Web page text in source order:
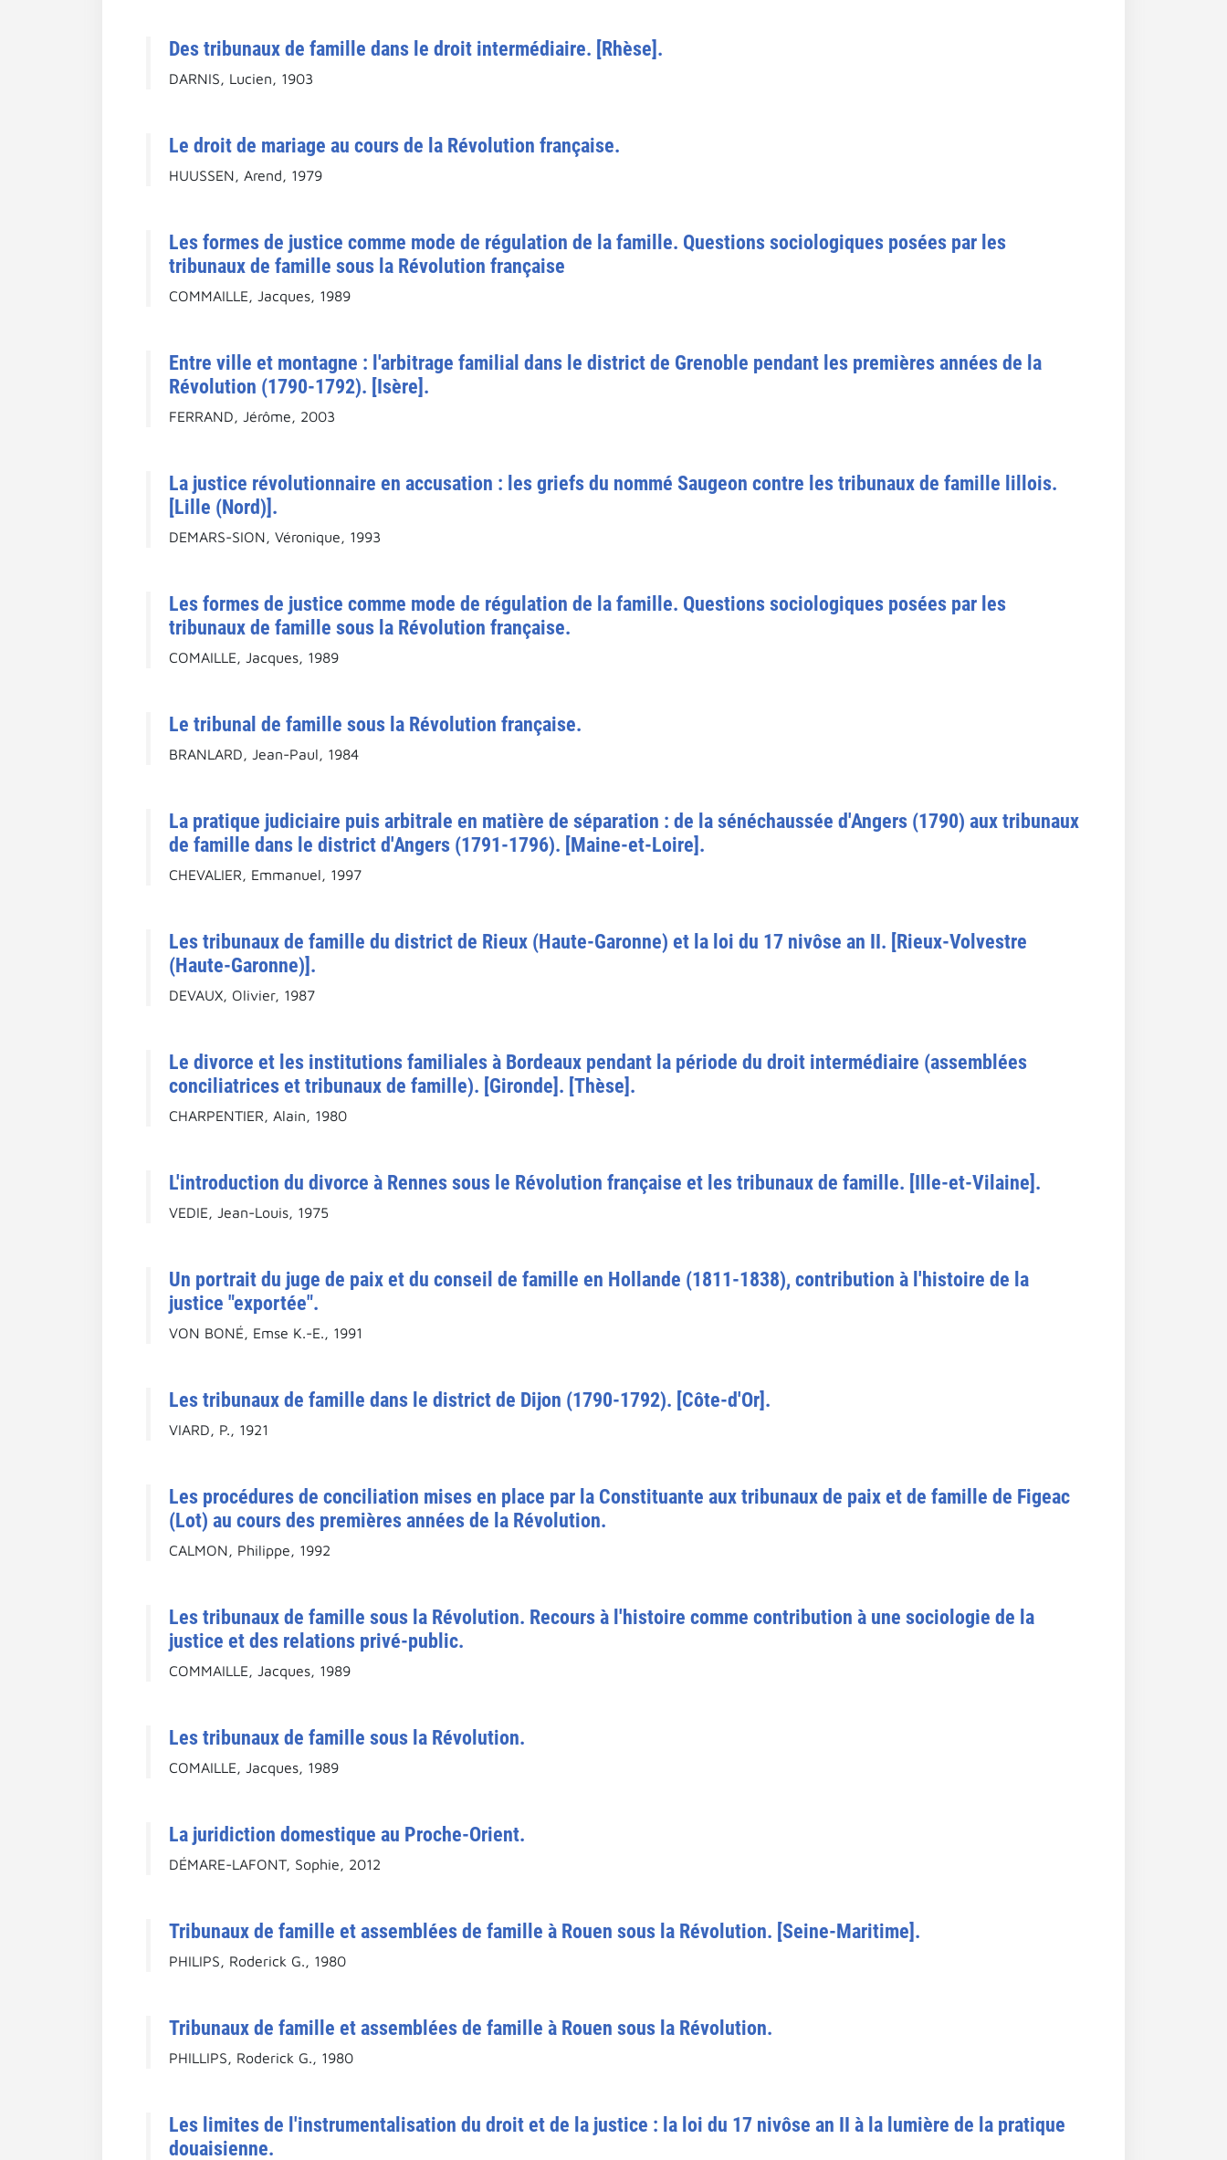
Des tribunaux de famille dans le droit intermédiaire. [Rhèse].
DARNIS, Lucien, 1903
Le droit de mariage au cours de la Révolution française.
HUUSSEN, Arend, 1979
Les formes de justice comme mode de régulation de la famille. Questions sociologiques posées par les
tribunaux de famille sous la Révolution française
COMMAILLE, Jacques, 1989
Entre ville et montagne : l'arbitrage familial dans le district de Grenoble pendant les premières années de la
Révolution (1790-1792). [Isère].
FERRAND, Jérôme, 2003
La justice révolutionnaire en accusation : les griefs du nommé Saugeon contre les tribunaux de famille lillois.
[Lille (Nord)].
DEMARS-SION, Véronique, 1993
Les formes de justice comme mode de régulation de la famille. Questions sociologiques posées par les
tribunaux de famille sous la Révolution française.
COMAILLE, Jacques, 1989
Le tribunal de famille sous la Révolution française.
BRANLARD, Jean-Paul, 1984
La pratique judiciaire puis arbitrale en matière de séparation : de la sénéchaussée d'Angers (1790) aux tribunaux
de famille dans le district d'Angers (1791-1796). [Maine-et-Loire].
CHEVALIER, Emmanuel, 1997
Les tribunaux de famille du district de Rieux (Haute-Garonne) et la loi du 17 nivôse an II. [Rieux-Volvestre
(Haute-Garonne)].
DEVAUX, Olivier, 1987
Le divorce et les institutions familiales à Bordeaux pendant la période du droit intermédiaire (assemblées
conciliatrices et tribunaux de famille). [Gironde]. [Thèse].
CHARPENTIER, Alain, 1980
L'introduction du divorce à Rennes sous le Révolution française et les tribunaux de famille. [Ille-et-Vilaine].
VEDIE, Jean-Louis, 1975
Un portrait du juge de paix et du conseil de famille en Hollande (1811-1838), contribution à l'histoire de la
justice "exportée".
VON BONÉ, Emse K.-E., 1991
Les tribunaux de famille dans le district de Dijon (1790-1792). [Côte-d'Or].
VIARD, P., 1921
Les procédures de conciliation mises en place par la Constituante aux tribunaux de paix et de famille de Figeac
(Lot) au cours des premières années de la Révolution.
CALMON, Philippe, 1992
Les tribunaux de famille sous la Révolution. Recours à l'histoire comme contribution à une sociologie de la
justice et des relations privé-public.
COMMAILLE, Jacques, 1989
Les tribunaux de famille sous la Révolution.
COMAILLE, Jacques, 1989
La juridiction domestique au Proche-Orient.
DÉMARE-LAFONT, Sophie, 2012
Tribunaux de famille et assemblées de famille à Rouen sous la Révolution. [Seine-Maritime].
PHILIPS, Roderick G., 1980
Tribunaux de famille et assemblées de famille à Rouen sous la Révolution.
PHILLIPS, Roderick G., 1980
Les limites de l'instrumentalisation du droit et de la justice : la loi du 17 nivôse an II à la lumière de la pratique
douaisienne.